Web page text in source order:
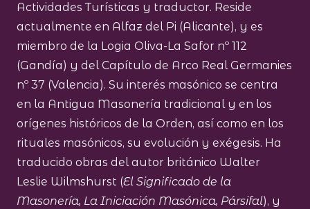
Actividades Turísticas y traductor. Reside
actualmente en Alfaz del Pi (Alicante), y es
miembro de la Logia Oliva-La Safor nº 112
(Gandía) y del Capítulo de Arco Real Germanies
nº 37 (Valencia). Su interés masónico se centra
en la Antigua Masonería tradicional y en los
orígenes históricos de la Orden, así como en los
rituales masónicos, su evolución y exégesis. Ha
traducido obras del autor británico Walter
Leslie Wilmshurst (El Significado de la
Masonería, La Iniciación Masónica, Pársifal), y